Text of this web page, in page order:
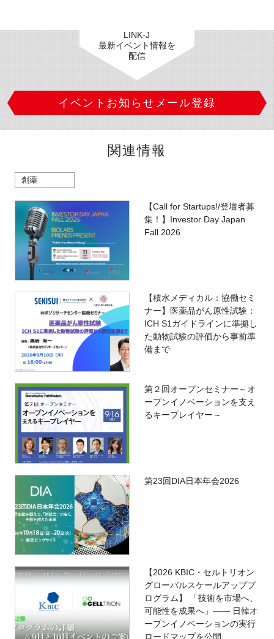
LINK-J
最新イベント情報を
配信
イベントお知らせメール登録
関連情報
創薬
【Call for Startups!/登壇者募
集！】Investor Day Japan
Fall 2026
【積水メディカル：協働セミ
ナー】医薬品がん原性試験：
ICH S1ガイドラインに準拠し
た動物試験の評価から事前準
備まで
第２回オープンセミナー～オ
ープンイノベーションを支え
るキープレイヤー～
第23回DIA日本年会2026
【2026 KBIC・セルトリオン
グローバルスケールアッププ
ログラム】 「技術を市場へ、
可能性を成果へ」―― 日韓オ
ープンイノベーションの実行
ロードマップを公開